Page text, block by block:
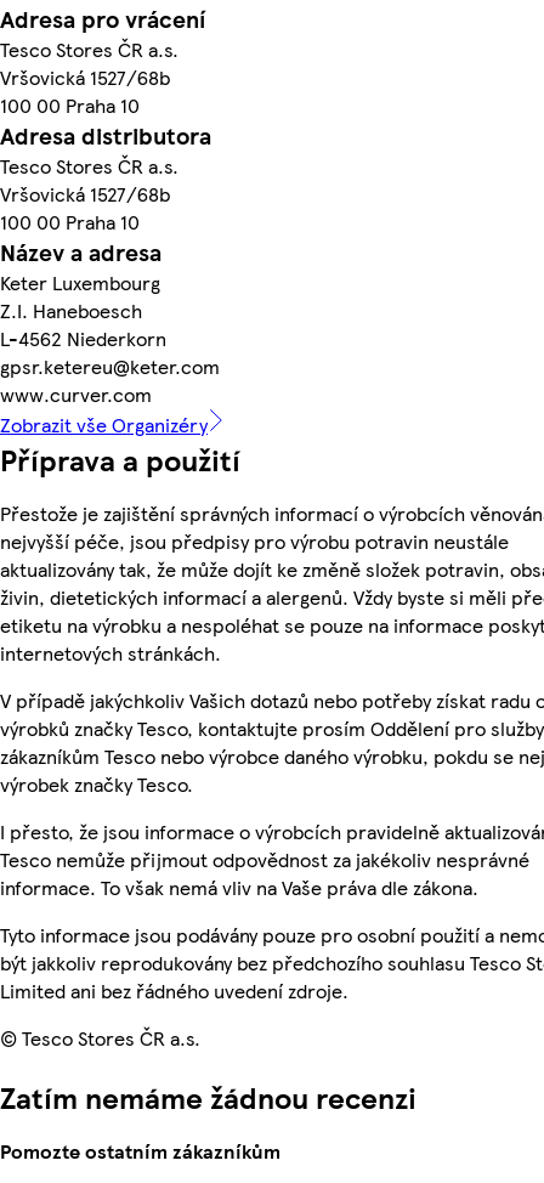
Adresa pro vrácení
Tesco Stores ČR a.s.
Vršovická 1527/68b
100 00 Praha 10
Adresa distributora
Tesco Stores ČR a.s.
Vršovická 1527/68b
100 00 Praha 10
Název a adresa
Keter Luxembourg
Z.I. Haneboesch
L-4562 Niederkorn
gpsr.ketereu@keter.com
www.curver.com
Zobrazit vše Organizéry
Příprava a použití
Přestože je zajištění správných informací o výrobcích
nejvyšší péče, jsou předpisy pro výrobu potravin neustále
aktualizovány tak, že může dojít ke změně složek potravin,
živin, dietetických informací a alergenů. Vždy byste si měli
etiketu na výrobku a nespoléhat se pouze na informace
internetových stránkách.
V případě jakýchkoliv Vašich dotazů nebo potřeby získat radu
výrobků značky Tesco, kontaktujte prosím Oddělení pro služby
zákazníkům Tesco nebo výrobce daného výrobku, pokdu se
výrobek značky Tesco.
I přesto, že jsou informace o výrobcích pravidelně
Tesco nemůže přijmout odpovědnost za jakékoliv nesprávné
informace. To však nemá vliv na Vaše práva dle zákona.
Tyto informace jsou podávány pouze pro osobní použití a
být jakkoliv reprodukovány bez předchozího souhlasu Tesco
Limited ani bez řádného uvedení zdroje.
© Tesco Stores ČR a.s.
Zatím nemáme žádnou recenzi
Pomozte ostatním zákazníkům